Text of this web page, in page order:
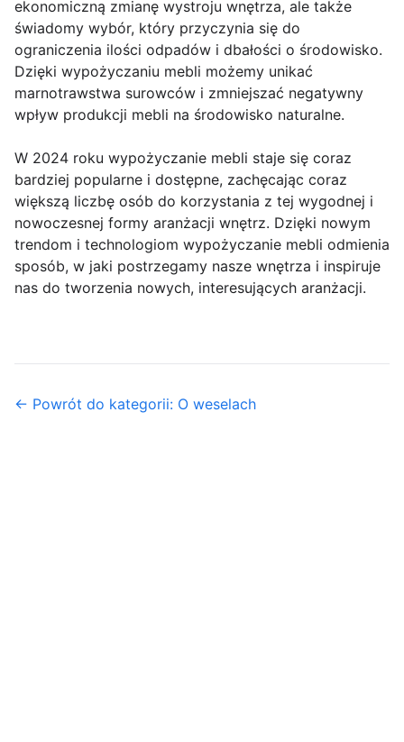
ekonomiczną zmianę wystroju wnętrza, ale także
świadomy wybór, który przyczynia się do
ograniczenia ilości odpadów i dbałości o środowisko.
Dzięki wypożyczaniu mebli możemy unikać
marnotrawstwa surowców i zmniejszać negatywny
wpływ produkcji mebli na środowisko naturalne.
W 2024 roku wypożyczanie mebli staje się coraz
bardziej popularne i dostępne, zachęcając coraz
większą liczbę osób do korzystania z tej wygodnej i
nowoczesnej formy aranżacji wnętrz. Dzięki nowym
trendom i technologiom wypożyczanie mebli odmienia
sposób, w jaki postrzegamy nasze wnętrza i inspiruje
nas do tworzenia nowych, interesujących aranżacji.
← Powrót do kategorii: O weselach